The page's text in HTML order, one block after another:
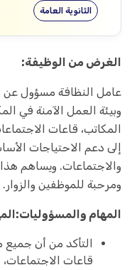
الثانوية العامة
الغرض من الوظيفة:
عامل النظافة مسؤول عن
وبيئة العمل الآمنة في
المكاتب، قاعات
إلى دعم الاحتياجات
والاجتماعات. ويساهم
ومرحبة للموظفين والزوار.
المهام والمسؤوليات:
التأكد من أن جميع
قاعات الاجتماعات،